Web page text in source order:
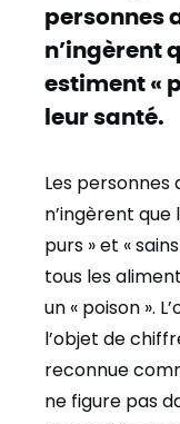
personnes
n’ingèrent
estiment «
leur santé.
Les
n’ingèrent que
purs » et «
tous les
un « poison ».
l’objet de
reconnue
ne figure pas